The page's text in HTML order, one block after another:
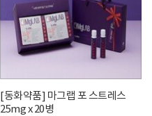
[동화약품] 마그랩 포 스트레스
25mg x 20병